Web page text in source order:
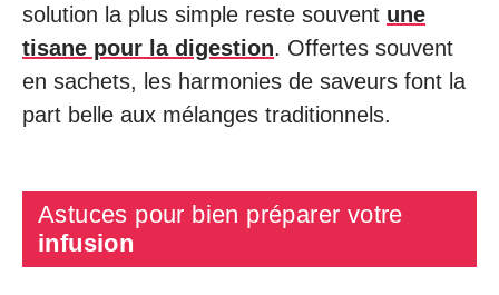
solution la plus simple reste souvent une
tisane pour la digestion. Offertes souvent
en sachets, les harmonies de saveurs font la
part belle aux mélanges traditionnels.
Astuces pour bien préparer votre
infusion